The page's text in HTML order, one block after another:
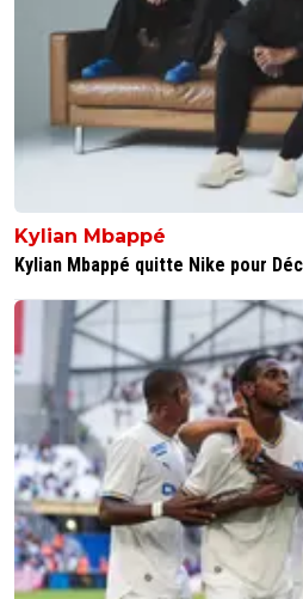
Kylian Mbappé
Kylian Mbappé quitte Nike pour